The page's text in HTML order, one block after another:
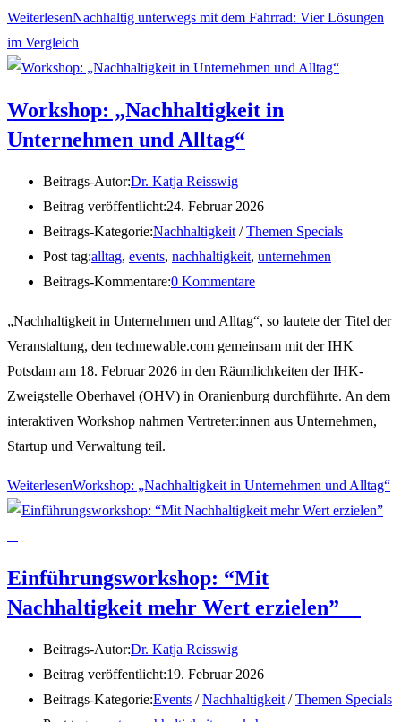
WeiterlesenNachhaltig unterwegs mit dem Fahrrad: Vier Lösungen
im Vergleich
Workshop: „Nachhaltigkeit in
Unternehmen und Alltag“
Beitrags-Autor:Dr. Katja Reisswig
Beitrag veröffentlicht:24. Februar 2026
Beitrags-Kategorie:Nachhaltigkeit / Themen Specials
Post tag:alltag, events, nachhaltigkeit, unternehmen
Beitrags-Kommentare:0 Kommentare
„Nachhaltigkeit in Unternehmen und Alltag“, so lautete der Titel der
Veranstaltung, den technewable.com gemeinsam mit der IHK
Potsdam am 18. Februar 2026 in den Räumlichkeiten der IHK-
Zweigstelle Oberhavel (OHV) in Oranienburg durchführte. An dem
interaktiven Workshop nahmen Vertreter:innen aus Unternehmen,
Startup und Verwaltung teil.
WeiterlesenWorkshop: „Nachhaltigkeit in Unternehmen und Alltag“
Einführungsworkshop: “Mit
Nachhaltigkeit mehr Wert erzielen”
Beitrags-Autor:Dr. Katja Reisswig
Beitrag veröffentlicht:19. Februar 2026
Beitrags-Kategorie:Events / Nachhaltigkeit / Themen Specials